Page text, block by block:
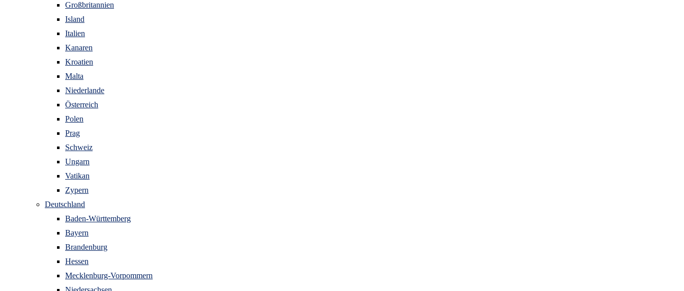
Großbritannien
Island
Italien
Kanaren
Kroatien
Malta
Niederlande
Österreich
Polen
Prag
Schweiz
Ungarn
Vatikan
Zypern
Deutschland
Baden-Württemberg
Bayern
Brandenburg
Hessen
Mecklenburg-Vorpommern